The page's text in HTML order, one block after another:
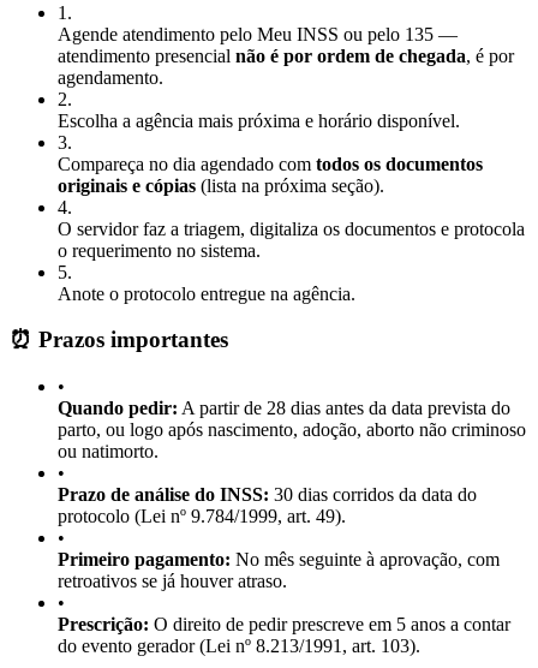
1 .
Agende atendimento pelo Meu INSS ou pelo 135 —
atendimento presencial não é por ordem de chegada, é por
agendamento.
2.
Escolha a agência mais próxima e horário disponível.
3.
Compareça no dia agendado com todos os documentos
originais e cópias (lista na próxima seção).
4.
O servidor faz a triagem, digitaliza os documentos e protocola
o requerimento no sistema.
5.
Anote o protocolo entregue na agência.
⏰ Prazos importantes
•
Quando pedir: A partir de 28 dias antes da data prevista do
parto, ou logo após nascimento, adoção, aborto não criminoso
ou natimorto.
•
Prazo de análise do INSS: 30 dias corridos da data do
protocolo (Lei nº 9.784/1999, art. 49).
•
Primeiro pagamento: No mês seguinte à aprovação, com
retroativos se já houver atraso.
•
Prescrição: O direito de pedir prescreve em 5 anos a contar
do evento gerador (Lei nº 8.213/1991, art. 103).